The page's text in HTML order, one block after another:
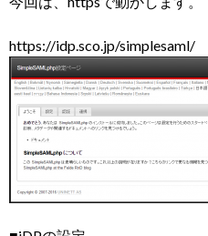
https://idp.sco.jp/simplesaml/